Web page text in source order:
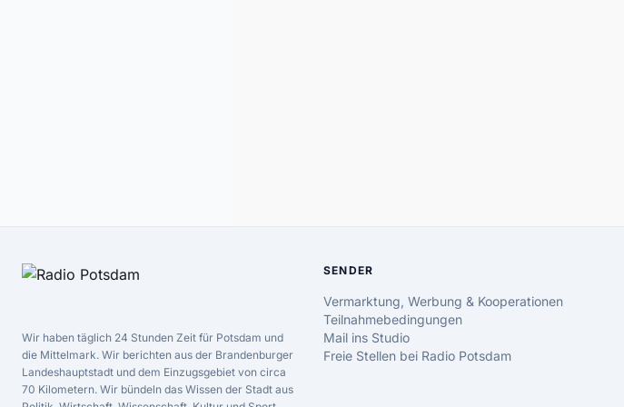
Wir haben täglich 24 Stunden Zeit für Potsdam und
die Mittelmark. Wir berichten aus der Brandenburger
Landeshauptstadt und dem Einzugsgebiet von circa
70 Kilometern. Wir bündeln das Wissen der Stadt aus
SENDER
Vermarktung, Werbung & Kooperationen
Teilnahmebedingungen
Mail ins Studio
Freie Stellen bei Radio Potsdam